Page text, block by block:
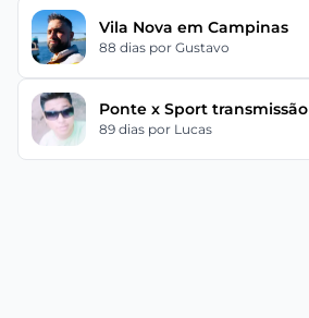
Vila Nova em Campinas
88 dias por Gustavo
Ponte x Sport transmissão
89 dias por Lucas